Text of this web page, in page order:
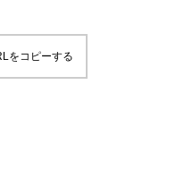
をコピーする